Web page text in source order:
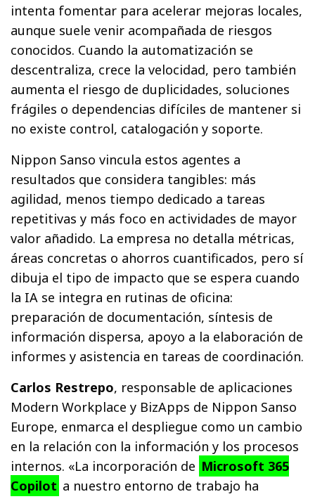
intenta fomentar para acelerar mejoras locales,
aunque suele venir acompañada de riesgos
conocidos. Cuando la automatización se
descentraliza, crece la velocidad, pero también
aumenta el riesgo de duplicidades, soluciones
frágiles o dependencias difíciles de mantener si
no existe control, catalogación y soporte.
Nippon Sanso vincula estos agentes a
resultados que considera tangibles: más
agilidad, menos tiempo dedicado a tareas
repetitivas y más foco en actividades de mayor
valor añadido. La empresa no detalla métricas,
áreas concretas o ahorros cuantificados, pero sí
dibuja el tipo de impacto que se espera cuando
la IA se integra en rutinas de oficina:
preparación de documentación, síntesis de
información dispersa, apoyo a la elaboración de
informes y asistencia en tareas de coordinación.
Carlos Restrepo, responsable de aplicaciones
Modern Workplace y BizApps de Nippon Sanso
Europe, enmarca el despliegue como un cambio
en la relación con la información y los procesos
internos. «La incorporación de Microsoft 365
Copilot a nuestro entorno de trabajo ha